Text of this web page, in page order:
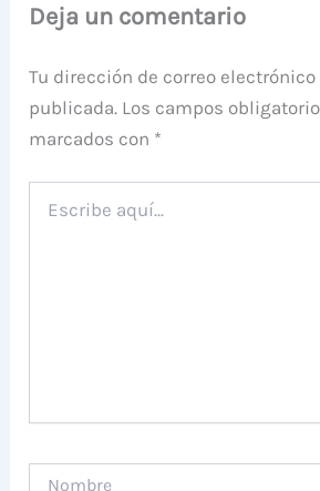
Deja un comentario
Tu dirección de correo electrónico
publicada. Los campos
marcados con *
aquí...